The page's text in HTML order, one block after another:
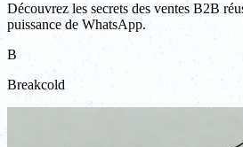
Découvrez les secrets des ventes B2B
puissance de WhatsApp.
B
Breakcold